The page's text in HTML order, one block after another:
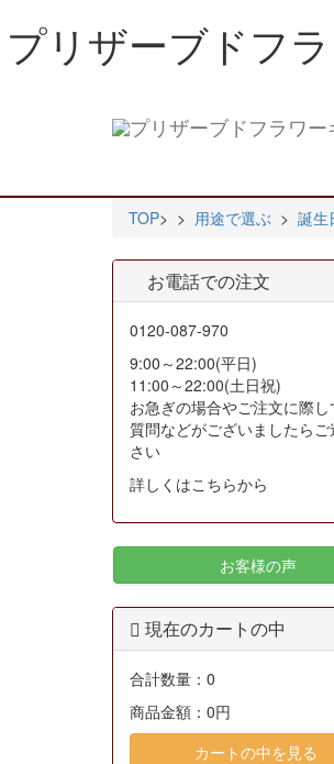
プリザーブドフ
TOP> > 用途で選ぶ > 誕生
お電話での注文
0120-087-970
9:00～22:00(平日)
11:00～22:00(土日祝)
お急ぎの場合やご注文に際
質問などがございましたら
さい
詳しくはこちらから
お客様の声
現在のカートの中
合計数量： 0
商品金額： 0円
カートの中を見る